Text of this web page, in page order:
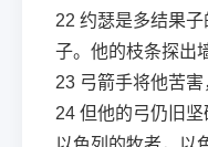
22 约瑟是多结果
子。他的枝条探出
23 弓箭手将他苦害
24 但他的弓仍旧